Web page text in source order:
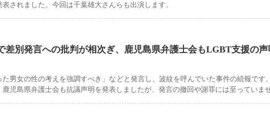
されました。今回は千葉雄大さんらも出演します。
差別発言への批判が相次ぎ、鹿児島県弁護士会もLGBT支援の声
男女の性の考えを強調すべき」などと発言し、波紋を呼んでいた事件の続報です
児島県弁護士会も抗議声明を発表しましたが、発言の撤回や謝罪には至っていませ